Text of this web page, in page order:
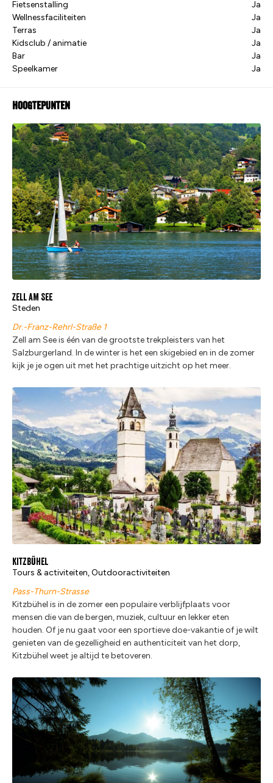
Fietsenstalling
Ja
Wellnessfaciliteiten
Ja
Terras
Ja
Kidsclub / animatie
Ja
Bar
Ja
Speelkamer
Ja
Hoogtepunten
Zell am See
Steden
Dr.-Franz-Rehrl-Straße 1
Zell am See is één van de grootste trekpleisters van het
Salzburgerland. In de winter is het een skigebied en in de zomer
kijk je je ogen uit met het prachtige uitzicht op het meer.
Kitzbühel
Tours & activiteiten, Outdooractiviteiten
Pass-Thurn-Strasse
Kitzbühel is in de zomer een populaire verblijfplaats voor
mensen die van de bergen, muziek, cultuur en lekker eten
houden. Of je nu gaat voor een sportieve doe-vakantie of je wilt
genieten van de gezelligheid en authenticiteit van het dorp,
Kitzbühel weet je altijd te betoveren.